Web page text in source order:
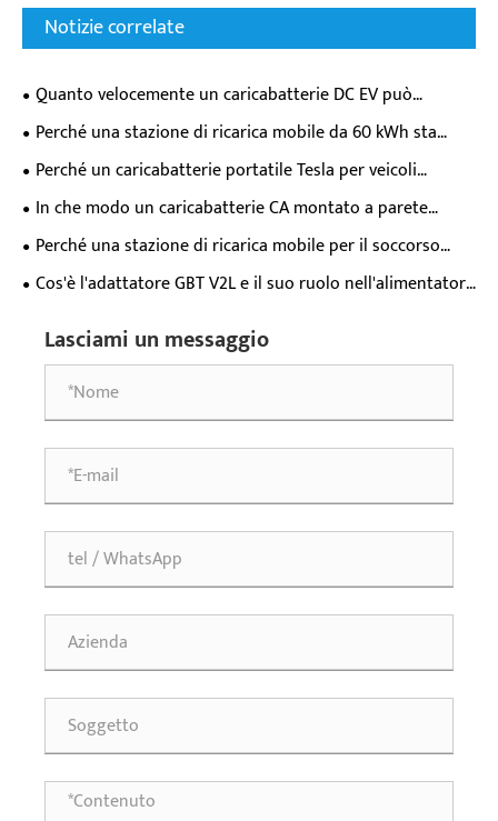
Notizie correlate
Quanto velocemente un caricabatterie DC EV può
effettivamente riempire la batteria della tua auto elettrica?
Perché una stazione di ricarica mobile da 60 kWh sta
trasformando la flessibilità di ricarica dei veicoli elettrici?
Perché un caricabatterie portatile Tesla per veicoli
elettrici è essenziale per i moderni proprietari di veicoli
elettrici?
In che modo un caricabatterie CA montato a parete
trasforma l'esperienza quotidiana di ricarica dei veicoli
elettrici?
Perché una stazione di ricarica mobile per il soccorso
stradale da 65kWh è essenziale per il moderno supporto di
emergenza dei veicoli elettrici?
Cos'è l'adattatore GBT V2L e il suo ruolo nell'alimentatore
Lasciami un messaggio